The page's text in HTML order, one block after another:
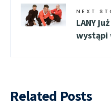
NEXT
LANY
wystąpi
Related Posts